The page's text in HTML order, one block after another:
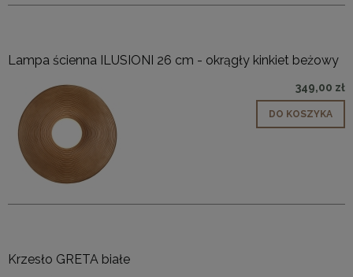
Lampa ścienna ILUSIONI 26 cm - okrągły kinkiet beżowy
349,00 zł
DO KOSZYKA
Krzesło GRETA białe